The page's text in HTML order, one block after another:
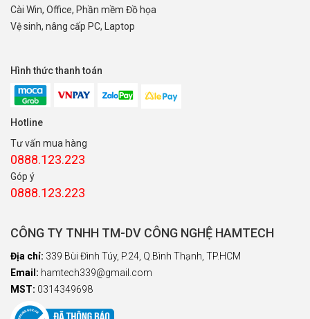
Cài Win, Office, Phần mềm Đồ họa
Vệ sinh, nâng cấp PC, Laptop
Hình thức thanh toán
Hotline
Tư vấn mua hàng
0888.123.223
Góp ý
0888.123.223
CÔNG TY TNHH TM-DV CÔNG NGHỆ HAMTECH
Địa chỉ: 339 Bùi Đình Túy, P.24, Q.Bình Thạnh, TP.HCM
Email: hamtech339@gmail.com
MST: 0314349698